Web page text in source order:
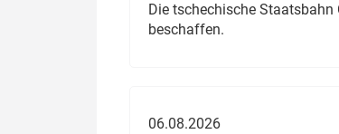
Die tschechische
beschaffen.
06.08.2026